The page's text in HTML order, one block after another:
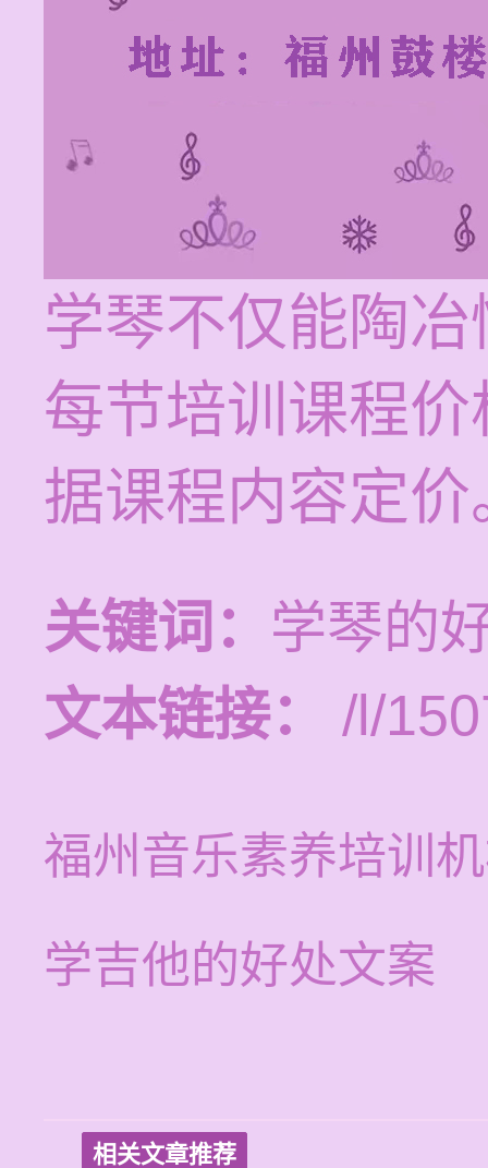
学琴不仅能陶
每节培训课程
据课程内容定价
关键词： 学琴的
文本链接：
/l/
福州音乐素养培训
学吉他的好处文案
相关文章推荐